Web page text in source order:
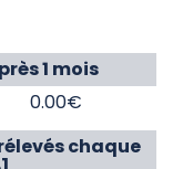
1 mois
0.00€
chaque